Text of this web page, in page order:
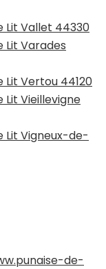
Lit Vallet 44330
Lit Varades
Vertou 44120
Vieillevigne
Lit Vigneux-de-
de-